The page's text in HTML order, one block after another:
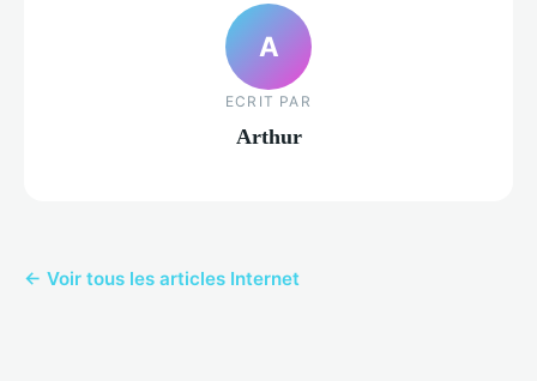
A
ECRIT PAR
Arthur
← Voir tous les articles Internet